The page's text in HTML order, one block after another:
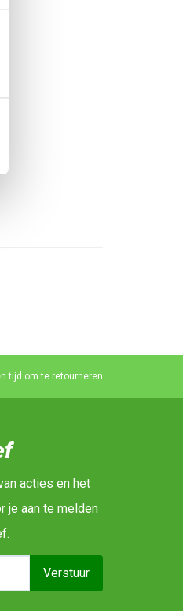
tijd om te retourneren
acties en het
je aan te melden
Verstuur